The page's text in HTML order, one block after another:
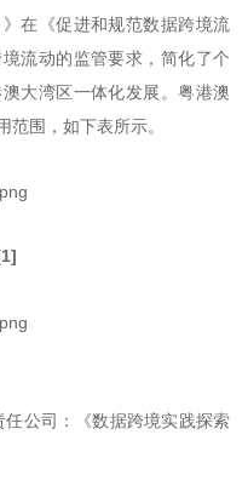
在《促进和规范数据跨境流
流动的监管要求，简化了个
大湾区一体化发展。粤港澳
围，如下表所示。
公司：《数据跨境实践探索